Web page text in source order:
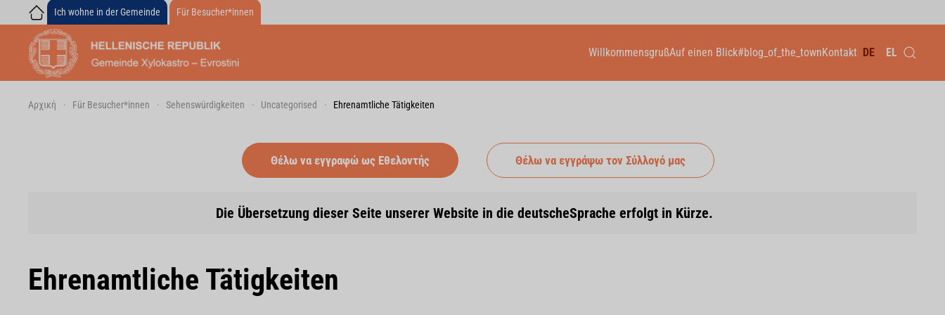
Skip to main content
Ich wohne in der Gemeinde Für Besucher*innen
WillkommensgrußAuf einen Blick#blog_of_the_townKontakt DE EL
Αρχική Für Besucher*innen Sehenswürdigkeiten Uncategorised Ehrenamtliche Tätigkeiten
Θέλω να εγγραφώ ως Εθελοντής Θέλω να εγγράψω τον Σύλλογό μας
Die Übersetzung dieser Seite unserer Website in die deutscheSprache erfolgt in Kürze.
Ehrenamtliche Tätigkeiten